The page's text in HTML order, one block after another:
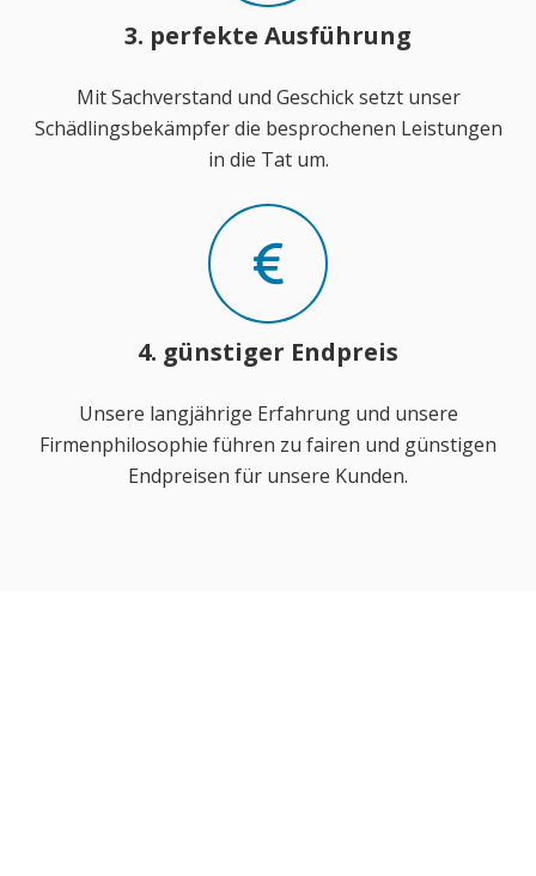
3. perfekte Ausführung
Mit Sachverstand und Geschick setzt unser
Schädlingsbekämpfer die besprochenen Leistungen
in die Tat um.
4. günstiger Endpreis
Unsere langjährige Erfahrung und unsere
Firmenphilosophie führen zu fairen und günstigen
Endpreisen für unsere Kunden.